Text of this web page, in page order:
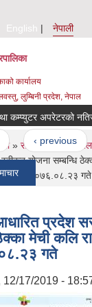
English
नेपाली
कार्यालय
लुम्बिनी प्रदेश, नेपाल
अपरेटरको नतिजा
‹ previous …
» सार्वजनिक खरिद/
योजना सम्बन्धि
पत्रिका २०७६.०८.२३ गते
प्रदेश
मेची कलि
गते
12/17/2019 -